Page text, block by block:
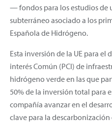
— fondos para los estudios de
subterráneo asociado a los
Española de Hidrógeno.
Esta inversión de la UE para el
interés Común (PCI) de
hidrógeno verde en las que
50% de la inversión total para
compañía avanzar en el
clave para la